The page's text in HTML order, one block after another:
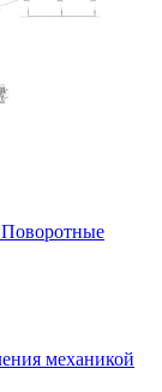
Поворотные
механикой